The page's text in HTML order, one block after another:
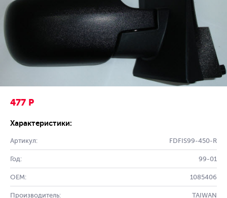
477 Р
Характеристики:
Артикул: FDFIS99-450-R
Год: 99-01
OEM: 1085406
Производитель: TAIWAN